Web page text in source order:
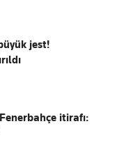
jest!
itirafı: